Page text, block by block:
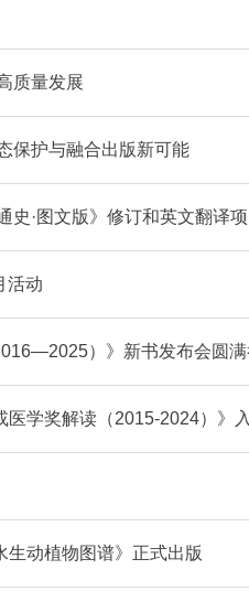
质量发展
保护与融合出版新可能
史·图文版》修订和英文翻译
活动
）》新书发布会圆
医学奖解读（2015-2024）
动植物图谱》正式出版